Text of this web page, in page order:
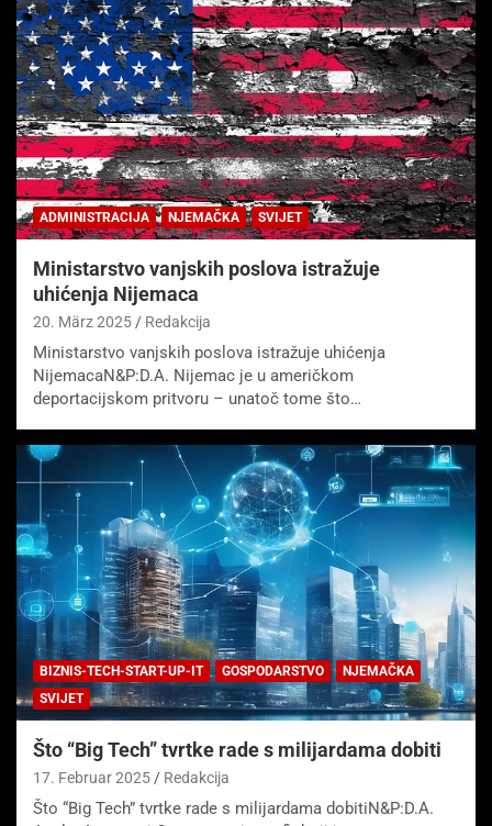
ADMINISTRACIJA NJEMAČKA SVIJET
Ministarstvo vanjskih poslova istražuje
uhićenja Nijemaca
20. März 2025 Redakcija
Ministarstvo vanjskih poslova istražuje uhićenja
NijemacaN&P:D.A. Nijemac je u američkom
deportacijskom pritvoru – unatoč tome što…
BIZNIS-TECH-START-UP-IT GOSPODARSTVO
NJEMAČKA
SVIJET
Što “Big Tech” tvrtke rade s milijardama dobiti
17. Februar 2025 Redakcija
Što “Big Tech” tvrtke rade s milijardama dobitiN&P:D.A.